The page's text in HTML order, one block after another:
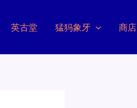
英古堂 猛犸象牙 商店